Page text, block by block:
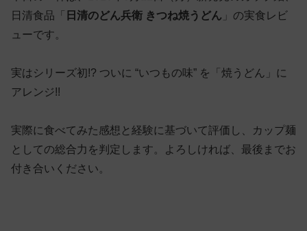
日清食品「 日清のどん兵衛 きつね焼うどん 」の実食レビ
ューです。
実はシリーズ初!? ついに “いつもの味” を「焼うどん」に
アレンジ!!
実際に食べてみた感想と経験に基づいて評価し、カップ麺
としての総合力を判定します。よろしければ、最後までお
付き合いください。